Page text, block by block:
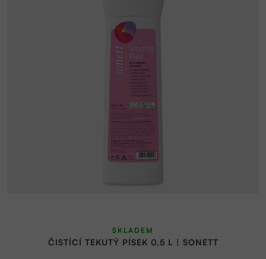
ČISTÍCÍ TEKUTÝ PÍSEK 0,5 L | SONETT
SKLADEM